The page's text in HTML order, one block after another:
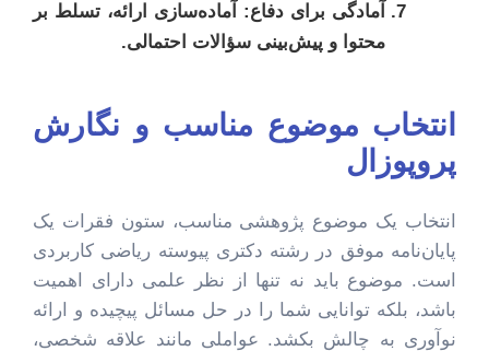
آمادگی برای دفاع: آماده‌سازی ارائه، تسلط بر
محتوا و پیش‌بینی سؤالات احتمالی.
انتخاب موضوع مناسب و نگارش
پروپوزال
انتخاب یک موضوع پژوهشی مناسب، ستون فقرات یک
پایان‌نامه موفق در رشته دکتری پیوسته ریاضی کاربردی
است. موضوع باید نه تنها از نظر علمی دارای اهمیت
باشد، بلکه توانایی شما را در حل مسائل پیچیده و ارائه
نوآوری به چالش بکشد. عواملی مانند علاقه شخصی،